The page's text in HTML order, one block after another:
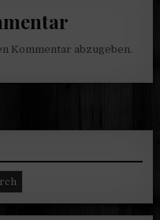
Kommentar abzugeben.